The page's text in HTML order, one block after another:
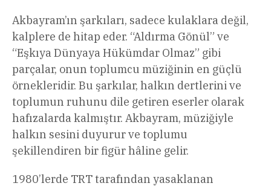
Akbayram’ın şarkıları, sadece kulaklara değil,
kalplere de hitap eder. “Aldırma Gönül” ve
“Eşkıya Dünyaya Hükümdar Olmaz” gibi
parçalar, onun toplumcu müziğinin en güçlü
örnekleridir. Bu şarkılar, halkın dertlerini ve
toplumun ruhunu dile getiren eserler olarak
hafızalarda kalmıştır. Akbayram, müziğiyle
halkın sesini duyurur ve toplumu
şekillendiren bir figür hâline gelir.
1980’lerde TRT tarafından yasaklanan